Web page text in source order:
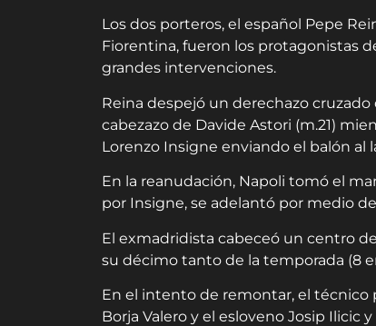
Los dos porteros, el español Pepe
Fiorentina, fueron los protagonistas
grandes intervenciones.
Reina despejó un derechazo cruzado
cabezazo de Davide Astori (m.21)
Lorenzo Insigne enviando el balón al
En la reanudación, Napoli tomó el
por Insigne, se adelantó por medio de
El exmadridista cabeceó un centro
su décimo tanto de la temporada (8
En el intento de remontar, el técnico
Borja Valero y el esloveno Josip Ilicic